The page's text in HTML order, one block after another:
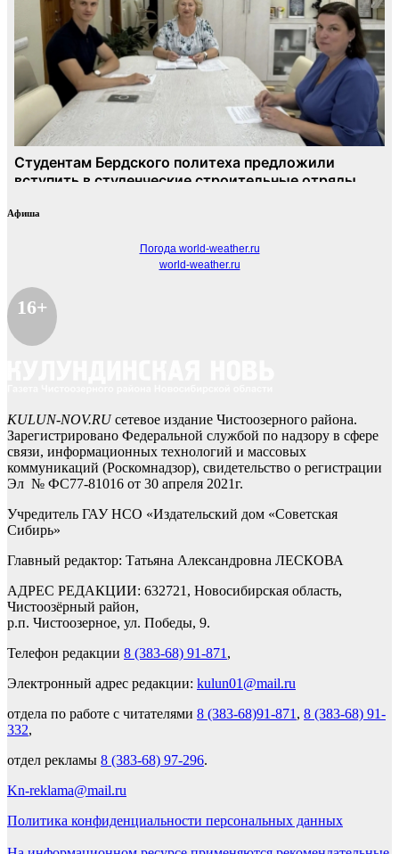
Афиша
Погода world-weather.ru
world-weather.ru
16+
KULUN-NOV.RUсетевое издание Чистоозерного района.
Зарегистрировано Федеральной службой по надзору в сфере
связи, информационных технологий и массовых
коммуникаций (Роскомнадзор), свидетельство о регистрации
Эл № ФС77-81016 от 30 апреля 2021г.
Учредитель ГАУ НСО «Издательский дом «Советская
Сибирь»
Главный редактор: Татьяна Александровна ЛЕСКОВА
АДРЕС РЕДАКЦИИ: 632721, Новосибирская область,
Чистоозёрный район,
р.п. Чистоозерное, ул. Победы, 9.
Телефон редакции 8 (383-68) 91-871 ,
Электронный адрес редакции: kulun01@mail.ru
отдела по работе с читателями 8 (383-68)91-871 , 8 (383-68) 91-
332,
отдел рекламы 8 (383-68) 97-296.
Kn-reklama@mail.ru
Политика конфиденциальности персональных данных